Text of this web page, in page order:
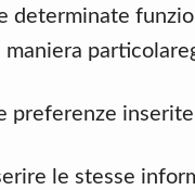
determinate
maniera
preferenze
le stesse